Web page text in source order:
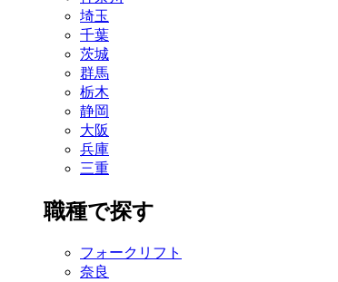
埼玉
千葉
茨城
群馬
栃木
静岡
大阪
兵庫
三重
職種で探す
フォークリフト
奈良